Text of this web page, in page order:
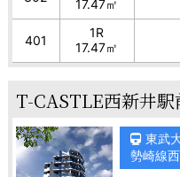
17.47㎡
401
1R
17.47㎡
T-CASTLE西新井駅
東武
勢崎線